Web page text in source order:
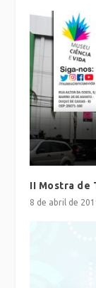
II Mostra de
8 de abril de